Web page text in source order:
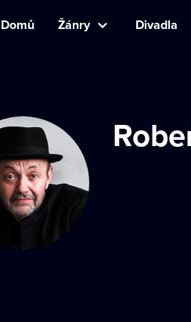
Domů Žánry Divadla